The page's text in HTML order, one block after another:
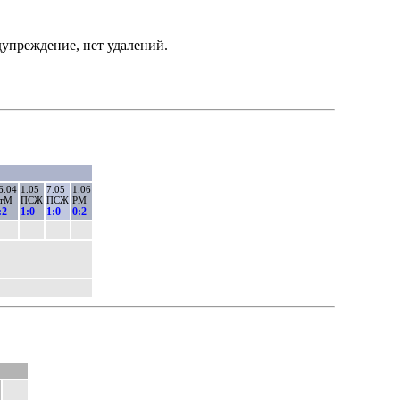
нет удалений.
1.05
ПСЖ
1:0
7.05
ПСЖ
1:0
1.06
РМ
0:2